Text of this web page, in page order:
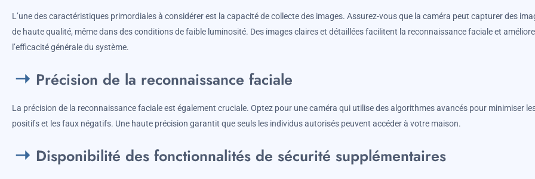
L’une des caractéristiques primordiales à considérer est la capacité de collecte des images. Assurez-vous que la caméra peut capturer des
de haute qualité, même dans des conditions de faible luminosité. Des images claires et détaillées facilitent la reconnaissance faciale et
l’efficacité générale du système.
Précision de la reconnaissance faciale
La précision de la reconnaissance faciale est également cruciale. Optez pour une caméra qui utilise des algorithmes avancés pour minimiser
positifs et les faux négatifs. Une haute précision garantit que seuls les individus autorisés peuvent accéder à votre maison.
Disponibilité des fonctionnalités de sécurité supplémentaires